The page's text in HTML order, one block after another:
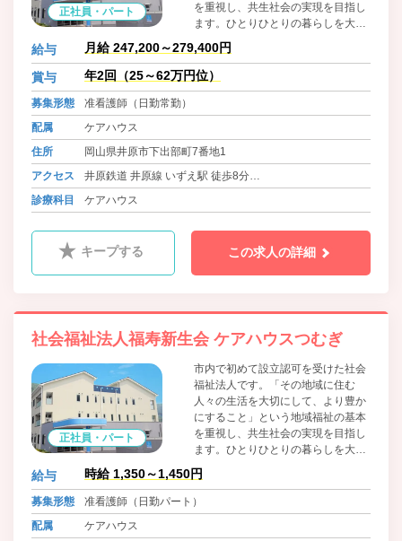
正社員・パート
を重視し、共生社会の実現を目指し
ます。ひとりひとりの暮らしを大切
にしたユニットケアのほか、地域交
流サロン・併設保育施設を通じた幅
広い世代の方々との交流を通じて充
実した生活を提供しています。
給与 月給 247,200～279,400円
賞与 年2回（25～62万円位）
募集形態
准看護師（日勤常勤）
配属
ケアハウス
住所
岡山県井原市下出部町7番地1
アクセス
井原鉄道 井原線 いずえ駅 徒歩8分
バス 井笠バスカンパニー 上出部入口 徒歩5分
診療科目 ケアハウス
キープする この求人の詳細
社会福祉法人福寿新生会 ケアハウスつむぎ
正社員・パート
市内で初めて設立認可を受けた社会
福祉法人です。「その地域に住む
人々の生活を大切にして、より豊か
にすること」という地域福祉の基本
を重視し、共生社会の実現を目指し
ます。ひとりひとりの暮らしを大切
にしたユニットケアのほか、地域交
流サロン・併設保育施設を通じた幅
広い世代の方々との交流を通じて充
実した生活を提供しています。
給与 時給 1,350～1,450円
募集形態
准看護師（日勤パート）
配属
ケアハウス